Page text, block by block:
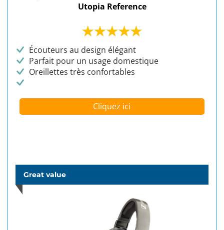
Utopia Reference
Écouteurs au design élégant
Parfait pour un usage domestique
Oreillettes très confortables
Cliquez ici
Great value